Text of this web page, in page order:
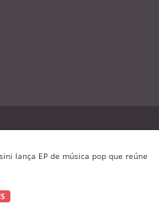
lança EP de música pop que reúne